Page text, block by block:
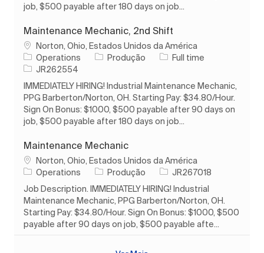
job, $500 payable after 180 days on job...
Maintenance Mechanic, 2nd Shift
Localização
Norton, Ohio, Estados Unidos da América
Operations
Categoria
Produção Tipo de Trabalho
Full time
ID do trabalho
JR262554
IMMEDIATELY HIRING! Industrial Maintenance Mechanic,
PPG Barberton/Norton, OH. Starting Pay: $34.80/Hour.
Sign On Bonus: $1000, $500 payable after 90 days on
job, $500 payable after 180 days on job...
Maintenance Mechanic
Localização
Norton, Ohio, Estados Unidos da América
Operations
Categoria
Produção ID do trabalho
JR267018
Job Description. IMMEDIATELY HIRING! Industrial
Maintenance Mechanic, PPG Barberton/Norton, OH.
Starting Pay: $34.80/Hour. Sign On Bonus: $1000, $500
payable after 90 days on job, $500 payable afte...